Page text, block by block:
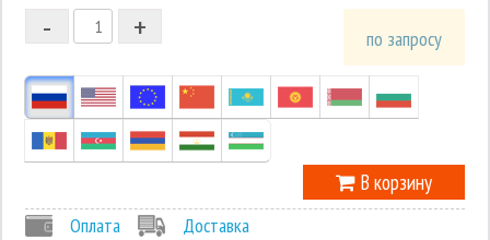
1
-1
+
- по запросу
В корзину
Оплата
Доставка